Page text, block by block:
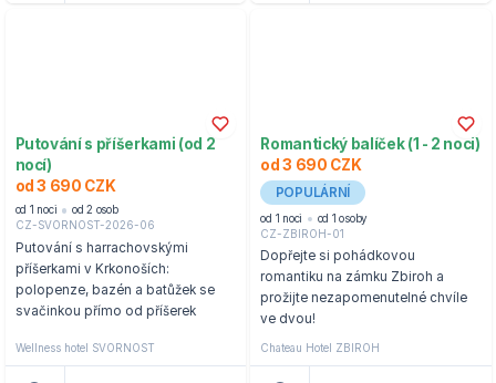
Putování s příšerkami (od 2
nocí)
od 3 690 CZK
od 1 noci
od 2 osob
CZ-SVORNOST-2026-06
Putování s harrachovskými
příšerkami v Krkonoších:
polopenze, bazén a batůžek se
svačinkou přímo od příšerek
Wellness hotel SVORNOST
Romantický balíček (1 - 2 noci)
od 3 690 CZK
POPULÁRNÍ
od 1 noci
od 1 osoby
CZ-ZBIROH-01
Dopřejte si pohádkovou
romantiku na zámku Zbiroh a
prožijte nezapomenutelné chvíle
ve dvou!
Chateau Hotel ZBIROH